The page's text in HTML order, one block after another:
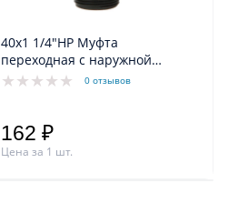
40х1 1/4"НР Муфта
переходная с наружной
резьбой
0 отзывов
162 ₽
Цена за 1 шт.